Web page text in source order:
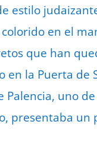
estilo
en el
que han
en la Puerta de
uno
presentaba un